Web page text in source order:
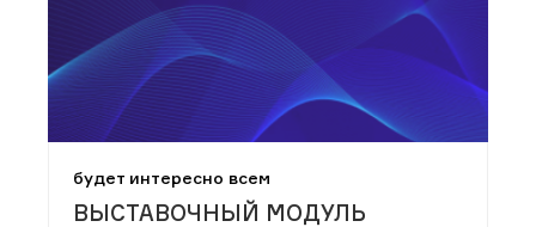
будет интересно всем
ВЫСТАВОЧНЫЙ МОДУЛЬ